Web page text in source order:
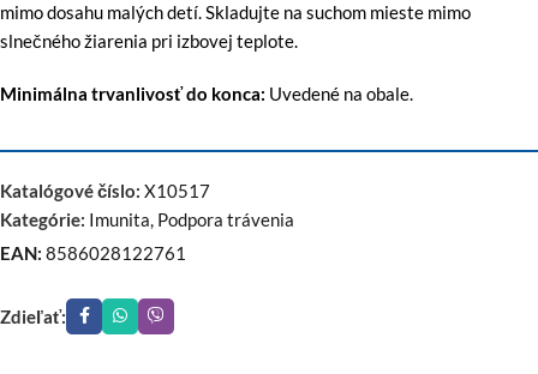
mimo dosahu malých detí. Skladujte na suchom mieste mimo
slnečného žiarenia pri izbovej teplote.
Minimálna trvanlivosť do konca: Uvedené na obale.
Katalógové číslo: X10517
Kategórie: Imunita, Podpora trávenia
EAN: 8586028122761
Zdieľať: